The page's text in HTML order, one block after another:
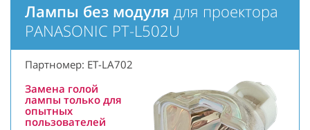
Лампы без модуля для проектора
PANASONIC PT-L502U
Партномер: ET-LA702
Замена голой
лампы только для
опытных
пользователей